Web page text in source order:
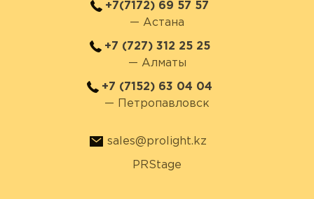
+7(7172) 69 57 57
— Астана
+7 (727) 312 25 25
— Алматы
+7 (7152) 63 04 04
— Петропавловск
sales@prolight.kz
PRStage